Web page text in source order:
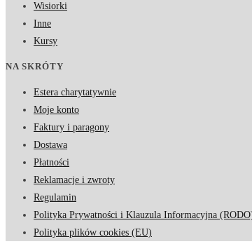
Wisiorki
Inne
Kursy
NA SKRÓTY
Estera charytatywnie
Moje konto
Faktury i paragony
Dostawa
Płatności
Reklamacje i zwroty
Regulamin
Polityka Prywatności i Klauzula Informacyjna
Polityka plików cookies (EU)